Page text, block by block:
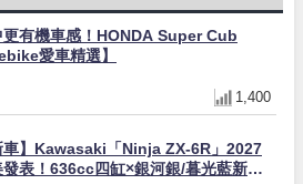
更有機車感！HONDA Super Cub
愛車精選】
1,400
車】Kawasaki「Ninja ZX-6R」2027
表！636cc四缸×銀河銀/暮光藍新色